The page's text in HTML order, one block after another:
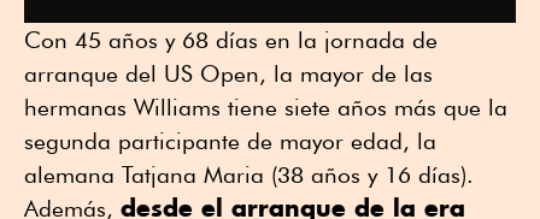
Con 45 años y 68 días en la jornada de
arranque del US Open, la mayor de las
hermanas Williams tiene siete años más que la
segunda participante de mayor edad, la
alemana Tatjana Maria (38 años y 16 días).
Además, desde el arranque de la era